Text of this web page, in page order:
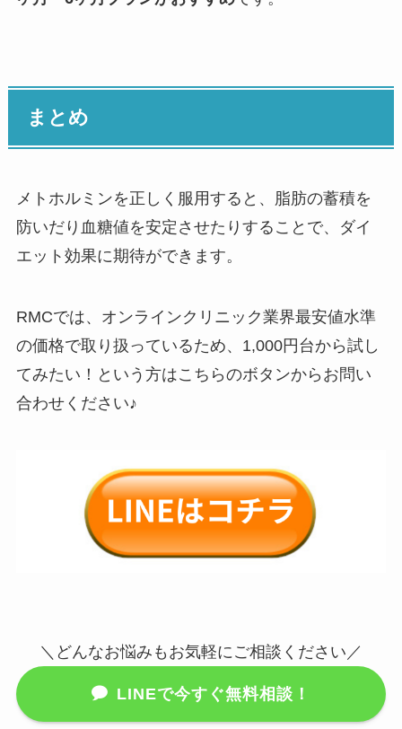
まとめ
メトホルミンを正しく服用すると、脂肪の蓄積を
防いだり血糖値を安定させたりすることで、ダイ
エット効果に期待ができます。
RMCでは、オンラインクリニック業界最安値水準
の価格で取り扱っているため、1,000円台から試し
てみたい！という方はこちらのボタンからお問い
合わせください♪
＼どんなお悩みもお気軽にご相談ください／
LINEで今すぐ無料相談！